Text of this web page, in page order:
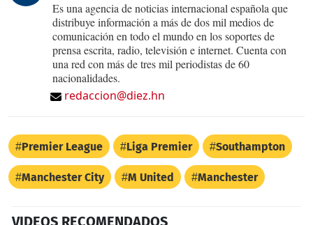
Es una agencia de noticias internacional española que
distribuye información a más de dos mil medios de
comunicación en todo el mundo en los soportes de
prensa escrita, radio, televisión e internet. Cuenta con
una red con más de tres mil periodistas de 60
nacionalidades.
redaccion@diez.hn
Premier League Liga Premier Southampton
Manchester City M United Manchester
VIDEOS RECOMENDADOS